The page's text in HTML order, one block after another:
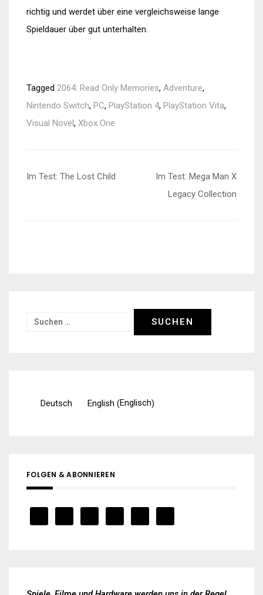
richtig und werdet über eine vergleichsweise lange
Spieldauer über gut unterhalten.
Tagged 2064: Read Only Memories, Adventure,
Nintendo Switch, PC, PlayStation 4, PlayStation Vita,
Visual Novel, Xbox One
Beitragsnavigation
Im Test: The Lost Child
Im Test: Mega Man X
Legacy Collection
Suchen
Deutsch English (Englisch)
FOLGEN & ABONNIEREN